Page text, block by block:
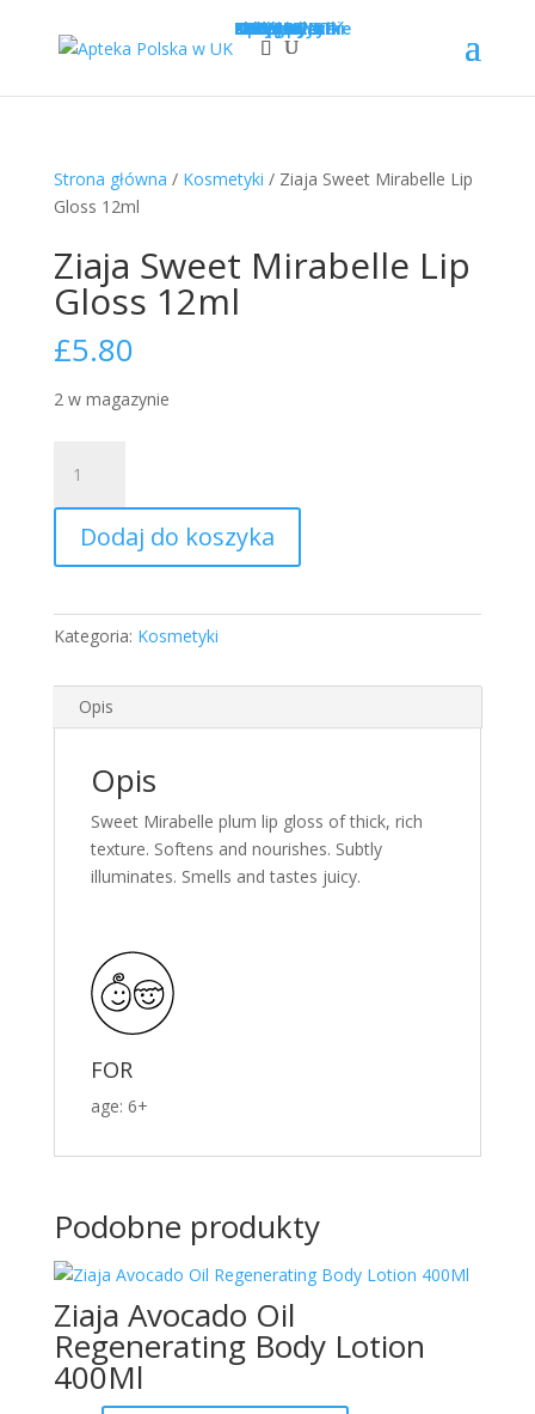
Sklep
Opcje wysyłki
Kategorie
LEKI
SUPLEMENTY
KOSMETYKI
PROMOCJE
Krótka data
Zadaj pytanie
Nowości!
0 £0.00
Strona główna / Kosmetyki / Ziaja Sweet Mirabelle Lip
Gloss 12ml
Ziaja Sweet Mirabelle Lip
Gloss 12ml
£5.80
2 w magazynie
Ziaja
Sweet
Mirabelle
Lip
12ml
Dodaj do koszyka
Kategoria: Kosmetyki
Opis
Opis
Sweet Mirabelle plum lip gloss of thick, rich
texture. Softens and nourishes. Subtly
illuminates. Smells and tastes juicy.
FOR
age: 6+
Podobne produkty
Ziaja Avocado Oil
Regenerating Body Lotion
400Ml